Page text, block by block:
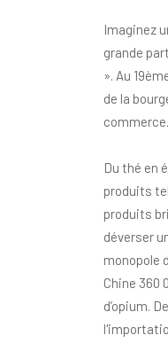
Imaginez
grande
». Au
de la
commerce.
Du thé en
produits
produits
déverser
monopole
Chine 360
d’opium.